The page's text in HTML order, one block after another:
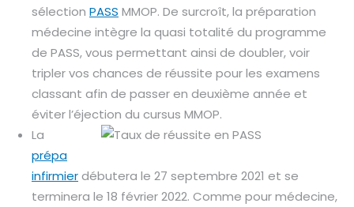
sélection PASS MMOP. De surcroît, la préparation
médecine intègre la quasi totalité du programme
de PASS, vous permettant ainsi de doubler, voir
tripler vos chances de réussite pour les examens
classant afin de passer en deuxième année et
éviter l’éjection du cursus MMOP.
La
prépa
infirmierdébutera le 27 septembre 2021 et se
terminera le 18 février 2022. Comme pour médecine,